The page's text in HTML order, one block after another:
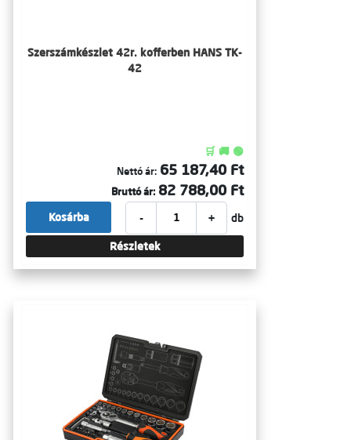
Szerszámkészlet 42r. kofferben HANS TK-
42
🛒 🚚 🟢
Nettó ár: 65 187,40 Ft
Bruttó ár: 82 788,00 Ft
- + db
Kosárba
Részletek